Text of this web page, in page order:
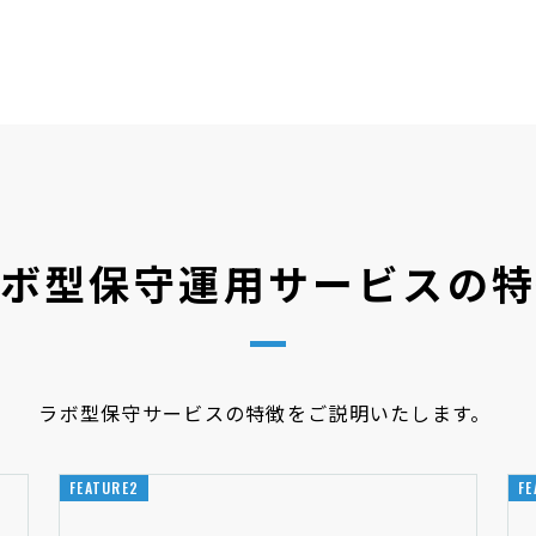
型保守運用サービスの
ラボ型保守サービスの特徴をご説明いたします。
FEATURE2